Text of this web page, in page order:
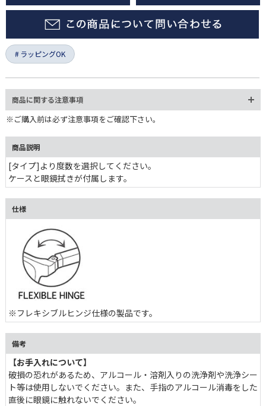
ラッピングOK
商品に関する注意事項
※ご購入前は必ず注意事項をご確認下さい。
商品説明
[タイプ]より度数を選択してください。
ケースと眼鏡拭きが付属します。
仕様
※フレキシブルヒンジ仕様の製品です。
備考
【お手入れについて】
破損の恐れがあるため、アルコール・溶剤入りの洗浄剤や洗浄シー
ト等は使用しないでください。また、手指のアルコール消毒をした
直後に眼鏡に触れないでください。